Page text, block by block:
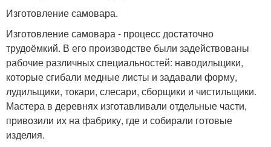
Изготовление самовара.
Изготовление самовара - процесс достаточно
трудоёмкий. В его производстве были задействованы
рабочие различных специальностей: наводильщики,
которые сгибали медные листы и задавали форму,
лудильщики, токари, слесари, сборщики и чистильщики.
Мастера в деревнях изготавливали отдельные части,
привозили их на фабрику, где и собирали готовые
изделия.